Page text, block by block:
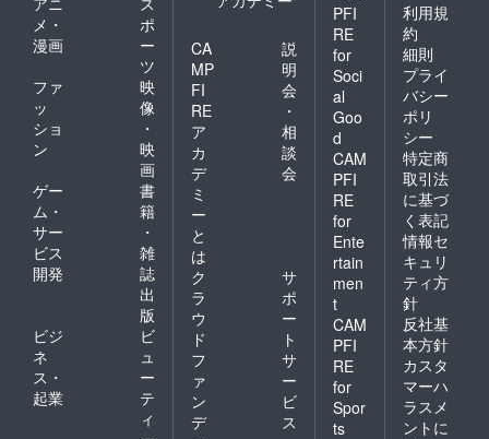
メ・
漫画
ポ
ー
ツ
ファ
ッ
ショ
ン
映
像
・
映
画
ゲー
ム・
サー
ビス
開発
書
籍
・
雑
誌
出
版
ビジ
ネ
ス・
起業
ビ
ュ
ー
テ
ィ
CA
MP
FI
RE
ア
カ
デ
ミ
ー
と
は
説
明
会
・
相
談
会
ク
ラ
ウ
ド
フ
ァ
ン
デ
サ
ポ
ー
ト
サ
ー
ビ
ス
PFI
RE
for
Soci
al
Goo
d
CAM
PFI
RE
for
Ente
rtain
men
t
CAM
PFI
RE
for
Spor
ts
利用規
約
細則
プライ
バシー
ポリ
シー
特定商
取引法
に基づ
く表記
情報セ
キュリ
ティ方
針
反社基
本方針
カスタ
マーハ
ラスメ
ントに